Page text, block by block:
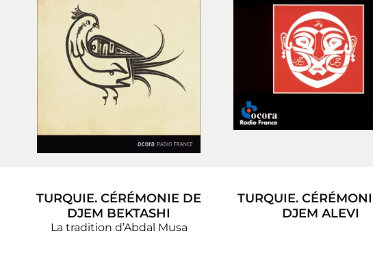
TURQUIE. CÉRÉMONIE DE
DJEM BEKTASHI
La tradition d’Abdal Musa
TURQUIE.
DJEM ALEVI